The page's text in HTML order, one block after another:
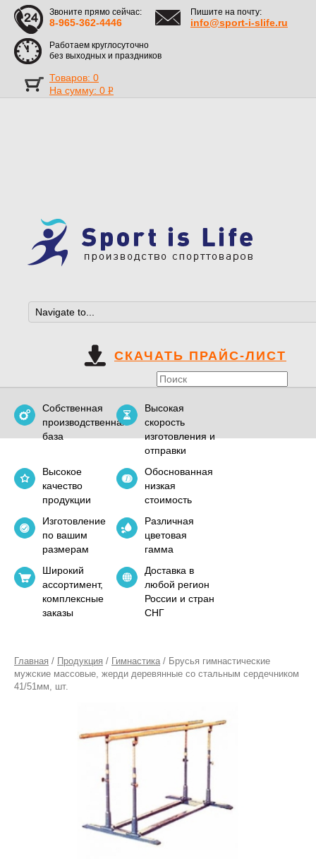
Звоните прямо сейчас:
8-965-362-4446
Пишите на почту:
info@sport-i-slife.ru
Работаем круглосуточно
без выходных и праздников
Товаров: 0
На сумму: 0 Р
СКАЧАТЬ ПРАЙС-ЛИСТ
Собственная
производственная
база
Высокая
скорость
изготовления и
отправки
Высокое
качество
продукции
Обоснованная
низкая
стоимость
Изготовление
по вашим
размерам
Различная
цветовая
гамма
Широкий
ассортимент,
комплексные
заказы
Доставка в
любой регион
России и стран
СНГ
Главная / Продукция / Гимнастика / Брусья гимнастические
мужские массовые, жерди деревянные со стальным сердечником
41/51мм, шт.